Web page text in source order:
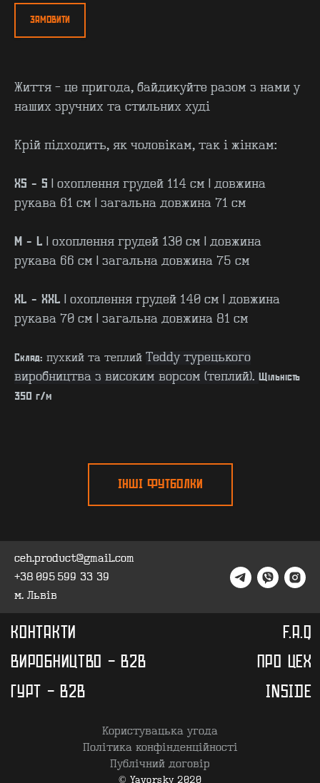
ЗАМОВИТИ
Життя - це пригода, байдикуйте разом з нами у
наших зручних та стильних худі
Крій підходить, як чоловікам, так і жінкам:
XS - S | охоплення грудей 114 см | довжина
рукава 61 см | загальна довжина 71 см
M - L | охоплення грудей 130 см | довжина
рукава 66 см | загальна довжина 75 см
XL - XXL | охоплення грудей 140 см | довжина
рукава 70 см | загальна довжина 81 см
Склад: пухкий та теплий Teddy турецького
виробництва з високим ворсом (теплий). Щільність
350 г/м
ІНШІ ФУТБОЛКИ
ceh.product@gmail.com
+38 095 599 33 39
м. Львів
ГУРТ - B2B
F.A.Q
INSIDE
Користувацька угода
Політика конфінденційності
Публічний договір
© Yavorsky 2020